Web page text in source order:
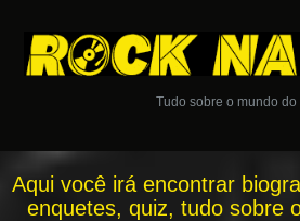
Tudo sobre o mundo do
Aqui você irá encontrar
enquetes, quiz, tudo sobre